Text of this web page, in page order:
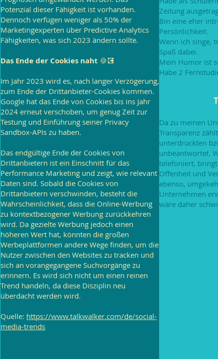
Potenzial dieser Fähigkeit ist vorhanden.
Dennoch verfügen weniger als 50% der
Marketingexperten über Predictive Analytics
Fähigkeiten, was sich 2023 ändern sollte.
Das Ende der Cookies naht 🍪💽
Im Jahr 2023 wird es, nach langer Verzögerung,
zum Ende der Drittanbieter-Cookies kommen.
Google hat das Ende von Cookies bis ins Jahr
2024 erneut verschoben, um genug Zeit zur
Testung und Einführung seiner Privacy
Sandbox-APIs zu haben.
Das endgültige Ende der Cookies von
Drittanbietern ist ein Einschnitt für das
Performance Marketing und zeigt, wie relevant
Daten sind. Sobald die Cookies von
Drittanbietern verschwinden, besteht die
Wahrscheinlichkeit, dass die Online-Werbung
zu kontextbezogener Werbung zurückkehren
wird. Da gezielte Werbung jedoch einen
höheren Wert hat, könnten die großen
Werbeplattformen andere Wege finden, um die
Nutzer zwischen den Websites zu tracken und
sich an vorangegangene Suchvorgänge zu
erinnern. Es wird sich nicht um einen reinen
Trend handeln, da diese Disziplin neu
überdacht werden wird.
Quelle: https://www.talkwalker.com/de/social-
media-trends
Zeitung
Bin eine eher
Persönlichkeit.
Wenn ich singe,
Spaß dabei.
Mein Humor ist
Habe 2
Da zu meinen
Transparenz
unterdrückten
unbeantwortet.
telefoniert,
Offenheit und
ebenso,
Unternehmen
wäre daher